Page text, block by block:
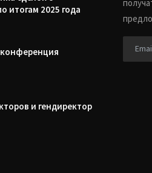
итогам 2025 года
и гендиректор